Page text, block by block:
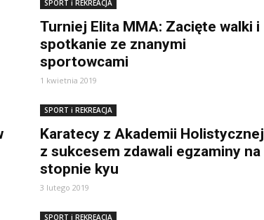
SPORT i REKREACJA
Turniej Elita MMA: Zacięte walki i
spotkanie ze znanymi
sportowcami
1 kwietnia 2019
SPORT i REKREACJA
Karatecy z Akademii Holistycznej
z sukcesem zdawali egzaminy na
stopnie kyu
3 lutego 2019
SPORT i REKREACJA